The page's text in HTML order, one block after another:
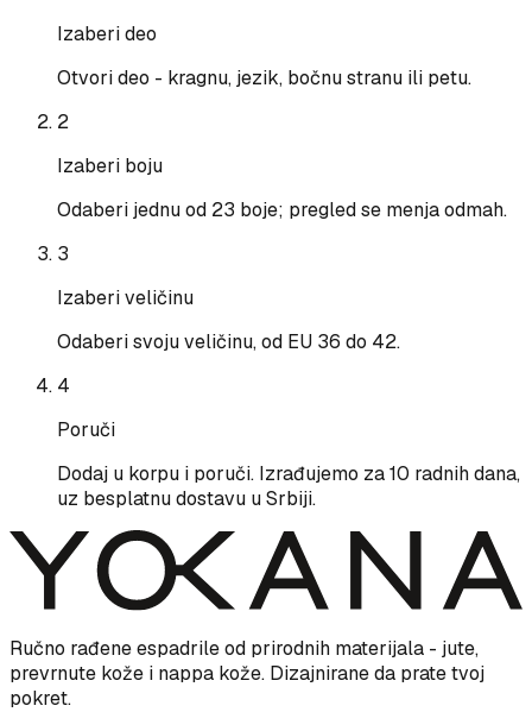
Izaberi deo
Otvori deo - kragnu, jezik, bočnu stranu ili petu.
2
Izaberi boju
Odaberi jednu od 23 boje; pregled se menja odmah.
3
Izaberi veličinu
Odaberi svoju veličinu, od EU 36 do 42.
4
Poruči
Dodaj u korpu i poruči. Izrađujemo za 10 radnih dana,
uz besplatnu dostavu u Srbiji.
Ručno rađene espadrile od prirodnih materijala - jute,
prevrnute kože i nappa kože. Dizajnirane da prate tvoj
pokret.